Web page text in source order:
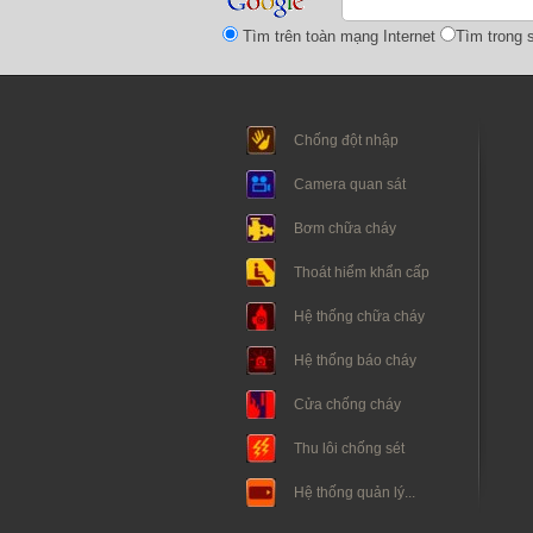
Tìm trên toàn mạng Internet
Tìm trong
Chống đột nhập
Camera quan sát
Bơm chữa cháy
Thoát hiểm khẩn cấp
Hệ thống chữa cháy
Hệ thống báo cháy
Cửa chống cháy
Thu lôi chống sét
Hệ thống quản lý...